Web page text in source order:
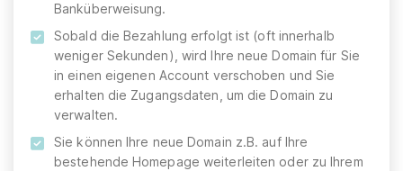
Banküberweisung.
Sobald die Bezahlung erfolgt ist (oft innerhalb
weniger Sekunden), wird Ihre neue Domain für Sie
in einen eigenen Account verschoben und Sie
erhalten die Zugangsdaten, um die Domain zu
verwalten.
Sie können Ihre neue Domain z.B. auf Ihre
bestehende Homepage weiterleiten oder zu Ihrem